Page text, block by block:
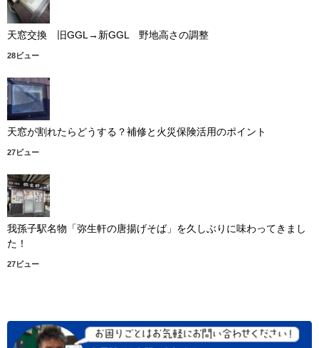
天窓交換 旧GGL→新GGL 野地高さの調整
28ビュー
天窓が割れたらどうする？補修と火災保険活用のポイント
27ビュー
我孫子駅名物「弥生軒の唐揚げそば」を久しぶりに味わってきまし
た！
27ビュー